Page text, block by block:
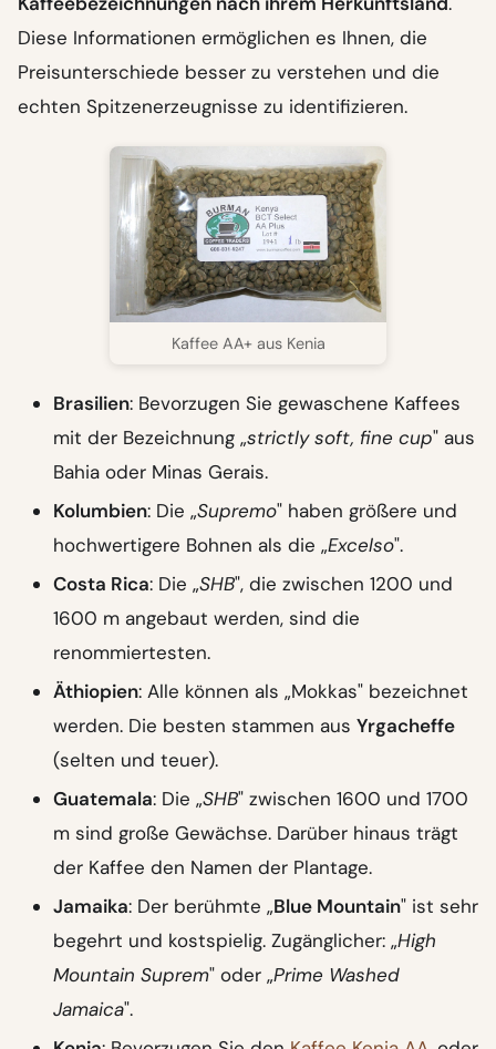
Diese Informationen ermöglichen es Ihnen, die
Preisunterschiede besser zu verstehen und die
echten Spitzenerzeugnisse zu identifizieren.
Kaffee AA+ aus Kenia
Brasilien: Bevorzugen Sie gewaschene Kaffees
mit der Bezeichnung „strictly soft, fine cup" aus
Bahia oder Minas Gerais.
Kolumbien: Die „Supremo" haben größere und
hochwertigere Bohnen als die „Excelso".
Costa Rica: Die „SHB", die zwischen 1200 und
1600 m angebaut werden, sind die
renommiertesten.
Äthiopien: Alle können als „Mokkas" bezeichnet
werden. Die besten stammen aus Yrgacheffe
(selten und teuer).
Guatemala: Die „SHB" zwischen 1600 und 1700
m sind große Gewächse. Darüber hinaus trägt
der Kaffee den Namen der Plantage.
Jamaika: Der berühmte „Blue Mountain" ist sehr
begehrt und kostspielig. Zugänglicher: „High
Mountain Suprem" oder „Prime Washed
Jamaica".